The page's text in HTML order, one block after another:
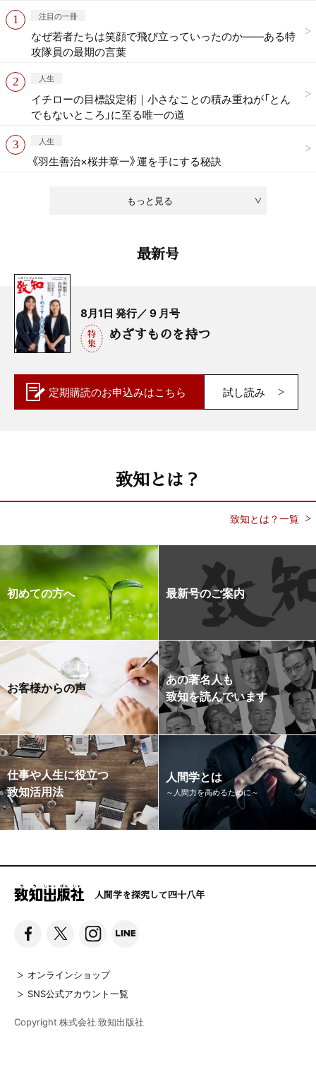
もっと見る
注目の一冊
なぜ若者たちは笑顔で飛び立っていったのか——ある特
攻隊員の最期の言葉
人生
イチローの目標設定術｜小さなことの積み重ねが「とん
でもないところ」に至る唯一の道
人生
《羽生善治×桜井章一》運を手にする秘訣
最新号
8月1日 発行／ 9 月号
めざすものを持つ
定期購読のお申込みはこちら 試し読み
致知とは？
致知とは？一覧
初めての方へ 最新号のご案内
お客様からの声
あの著名人も
致知を読んでいます
仕事や人生に役立つ
致知活用法
人間学とは
～人間力を高めるために～
人間学を探究して四十八年
オンラインショップ
SNS公式アカウント一覧
Copyright 株式会社 致知出版社